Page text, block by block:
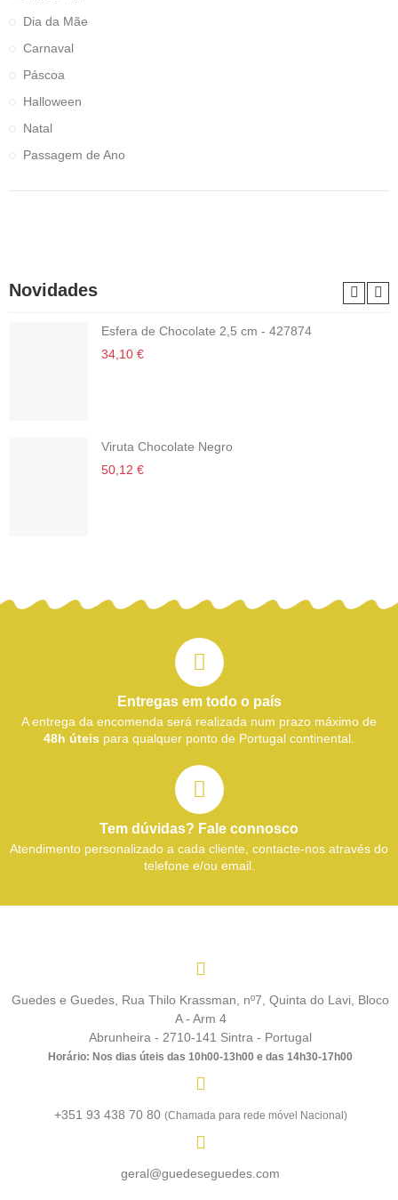
Dia da Mãe
Carnaval
Páscoa
Halloween
Natal
Passagem de Ano
Novidades
Esfera de Chocolate 2,5 cm - 427874
34,10 €
Viruta Chocolate Negro
50,12 €
Entregas em todo o país
A entrega da encomenda será realizada num prazo máximo de
48h úteis para qualquer ponto de Portugal continental.
Tem dúvidas? Fale connosco
Atendimento personalizado a cada cliente, contacte-nos através do
telefone e/ou email.
Guedes e Guedes, Rua Thilo Krassman, nº7, Quinta do Lavi, Bloco
A - Arm 4
Abrunheira - 2710-141 Sintra - Portugal
Horário: Nos dias úteis das 10h00-13h00 e das 14h30-17h00
+351 93 438 70 80 (Chamada para rede móvel Nacional)
geral@guedeseguedes.com